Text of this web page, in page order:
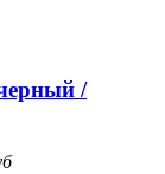
/